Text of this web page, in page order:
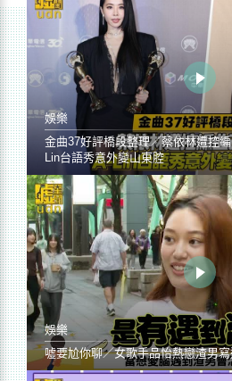
娛樂
金曲37好評橋段整理／蔡依林遭控
Lin台語秀意外變山東腔
娛樂
噓要尬你聊／女歌手品怡熱戀渣男